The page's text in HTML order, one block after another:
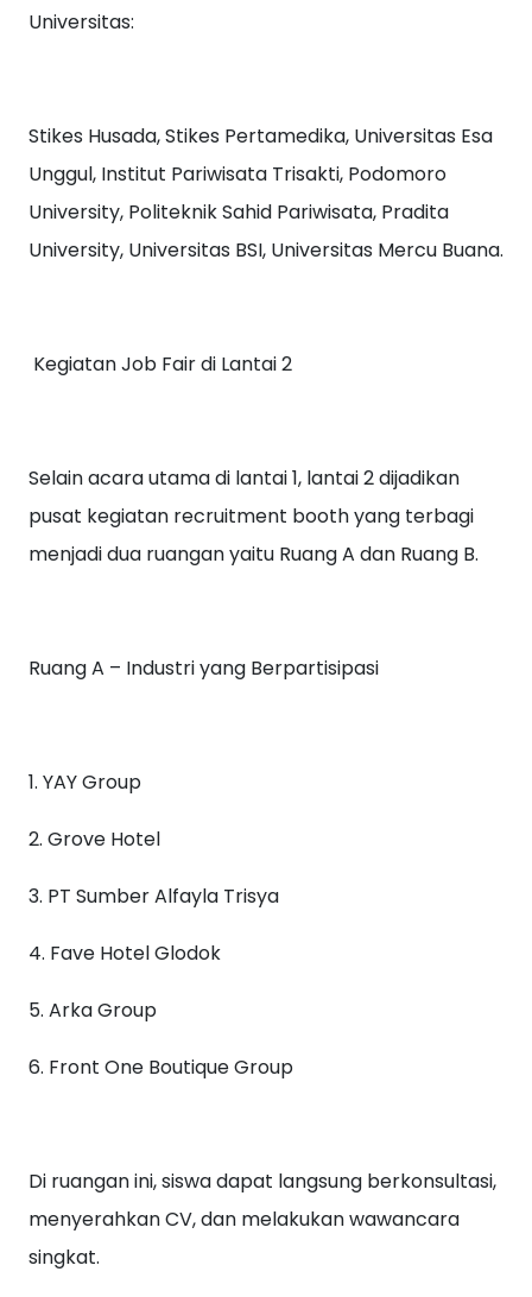
Universitas:
Stikes Husada, Stikes Pertamedika, Universitas Esa
Unggul, Institut Pariwisata Trisakti, Podomoro
University, Politeknik Sahid Pariwisata, Pradita
University, Universitas BSI, Universitas Mercu Buana.
Kegiatan Job Fair di Lantai 2
Selain acara utama di lantai 1, lantai 2 dijadikan
pusat kegiatan recruitment booth yang terbagi
menjadi dua ruangan yaitu Ruang A dan Ruang B.
Ruang A – Industri yang Berpartisipasi
1. YAY Group
2. Grove Hotel
3. PT Sumber Alfayla Trisya
4. Fave Hotel Glodok
5. Arka Group
6. Front One Boutique Group
Di ruangan ini, siswa dapat langsung berkonsultasi,
menyerahkan CV, dan melakukan wawancara
singkat.